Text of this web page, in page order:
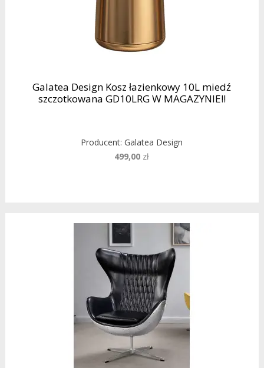
Galatea Design Kosz łazienkowy 10L miedź
szczotkowana GD10LRG W MAGAZYNIE!!
Producent:Galatea Design
499,00 zł